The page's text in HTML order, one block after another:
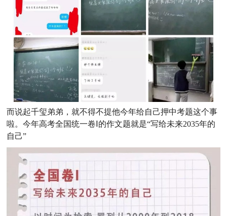
而说起千玺弟弟，就不得不提他今年给自己押中考题这个事
啦。今年高考全国统一卷Ⅰ的作文题就是“写给未来2035年的
自己”